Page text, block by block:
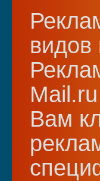
видов
Мail.ru
Вам